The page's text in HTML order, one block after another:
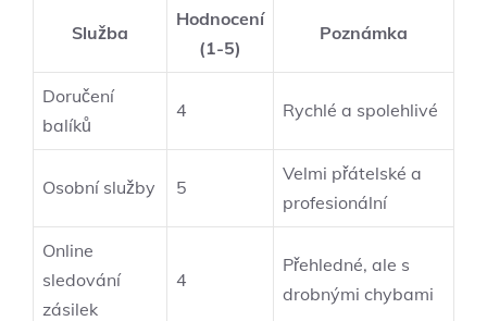
Služba
Hodnocení
(1-5)
Poznámka
Doručení
balíků
4 Rychlé a spolehlivé
Osobní služby 5
Velmi přátelské a
profesionální
Online
sledování
zásilek
4
Přehledné, ale s
drobnými chybami